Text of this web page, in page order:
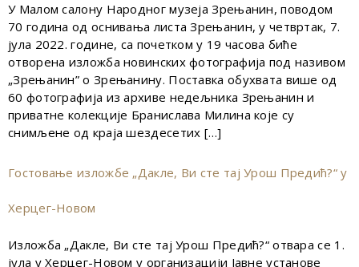
У Малом салону Народног музеја Зрењанин, поводом
70 година од оснивања листа Зрењанин, у четвртак, 7.
јула 2022. године, са почетком у 19 часова биће
отворена изложба новинских фотографија под називом
„Зрењанин” о Зрењанину. Поставка обухвата више од
60 фотографија из архиве недељника Зрењанин и
приватне колекције Бранислава Милина које су
снимљене од краја шездесетих […]
Гостовање изложбе „Дакле, Ви сте тај Урош Предић?“ у
Херцег-Новом
Изложба „Дакле, Ви сте тај Урош Предић?“ отвара се 1.
јула у Херцег-Новом у организацији Јавне установе